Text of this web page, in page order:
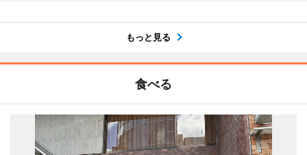
もっと見る
食べる